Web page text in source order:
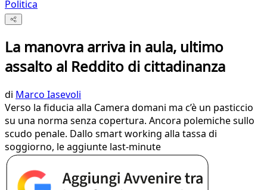
Politica
La manovra arriva in aula, ultimo
assalto al Reddito di cittadinanza
di Marco Iasevoli
Verso la fiducia alla Camera domani ma c’è un pasticcio
su una norma senza copertura. Ancora polemiche sullo
scudo penale. Dallo smart working alla tassa di
soggiorno, le aggiunte last-minute